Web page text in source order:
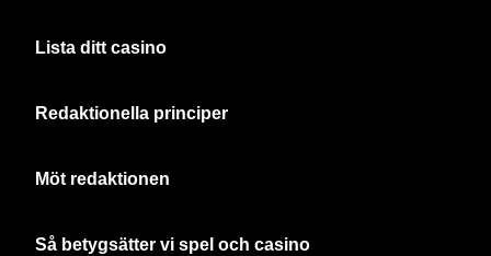
Lista ditt casino
Redaktionella principer
Möt redaktionen
Så betygsätter vi spel och casino